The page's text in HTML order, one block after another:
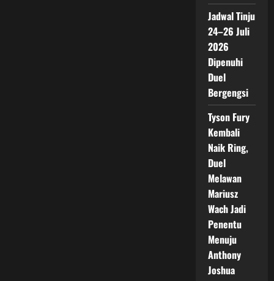
Jadwal Tinju
24–26 Juli
2026
Dipenuhi
Duel
Bergengsi
Tyson Fury
Kembali
Naik Ring,
Duel
Melawan
Mariusz
Wach Jadi
Penentu
Menuju
Anthony
Joshua